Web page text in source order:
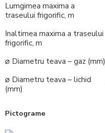
Lumgimea maxima a
traseului frigorific, m
Inaltimea maxima a traseului
frigorific, m
⌀ Diametru teava – gaz (mm)
⌀ Diametru teava – lichid
(mm)
Pictograme